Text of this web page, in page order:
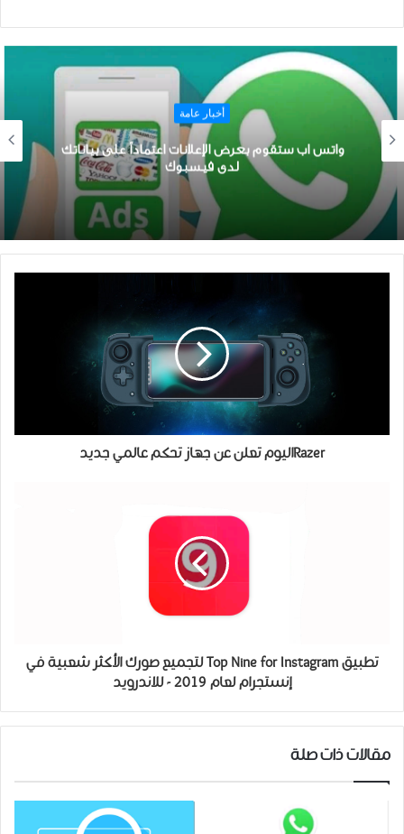
أخبار عامة
ﻭﺍﺗﺲ ﺍﺏ ستقوم بعرض الإعلانات ﺍﻋﺘﻤﺎﺩﺍً ﻋﻠﻰ بياناتك
ﻟﺪﻯ ﻓﻴﺴﺒﻮﻙ
Razerاليوم تعلن عن جهاز تحكم عالمي جديد
ﺗﻄﺒﻴﻖ Top Nine for Instagram لتجميع صورك ﺍﻷﻛﺜﺮ ﺷﻌﺒﻴﺔ ﻓﻲ
ﺇﻧﺴﺘﺠﺮﺍﻡ ﻟﻌﺎﻡ 2019 - للاندرويد
مقالات ذات صلة